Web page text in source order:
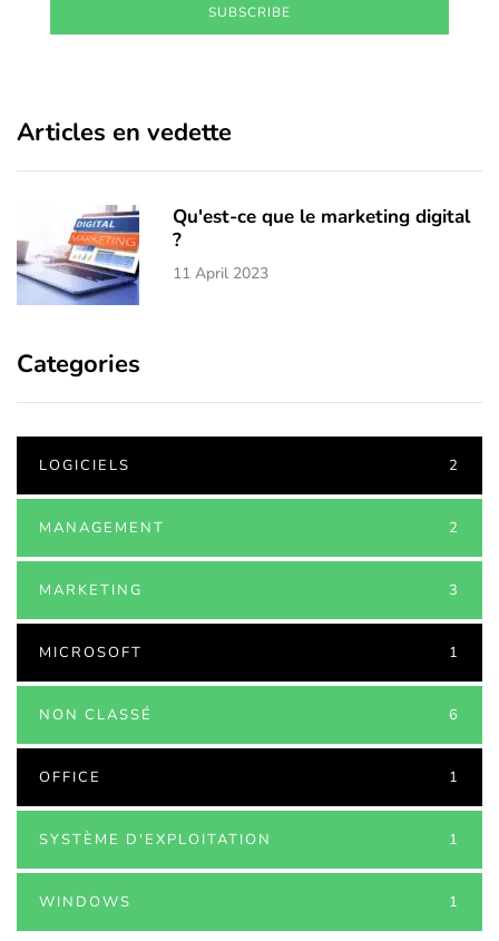
SUBSCRIBE
Articles en vedette
Qu'est-ce que le marketing digital
?
11 April 2023
Categories
LOGICIELS 2
MANAGEMENT 2
MARKETING 3
MICROSOFT 1
NON CLASSÉ 6
OFFICE 1
SYSTÈME D'EXPLOITATION 1
WINDOWS 1